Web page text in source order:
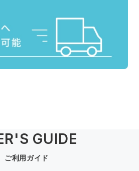
GUIDE
ご利用ガイド